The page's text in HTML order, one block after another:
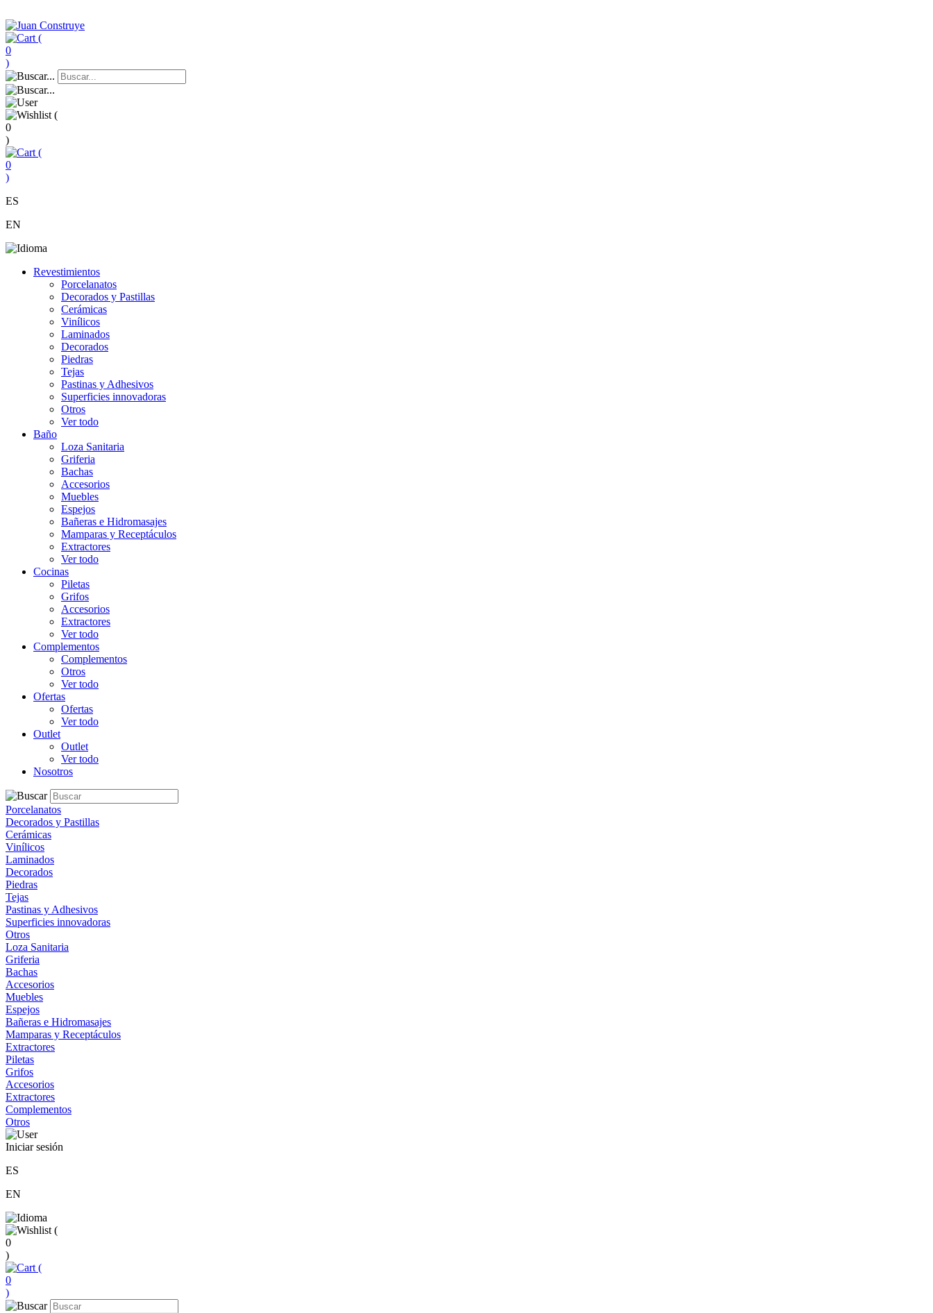
(
0
)
(
0
)
(
0
)
ES
EN
Revestimientos
Porcelanatos
Decorados y Pastillas
Cerámicas
Vinílicos
Laminados
Decorados
Piedras
Tejas
Pastinas y Adhesivos
Superficies innovadoras
Otros
Ver todo
Baño
Loza Sanitaria
Griferia
Bachas
Accesorios
Muebles
Espejos
Bañeras e Hidromasajes
Mamparas y Receptáculos
Extractores
Ver todo
Cocinas
Piletas
Grifos
Accesorios
Extractores
Ver todo
Complementos
Complementos
Otros
Ver todo
Ofertas
Ofertas
Ver todo
Outlet
Outlet
Ver todo
Nosotros
Porcelanatos
Decorados y Pastillas
Cerámicas
Vinílicos
Laminados
Decorados
Piedras
Tejas
Pastinas y Adhesivos
Superficies innovadoras
Otros
Loza Sanitaria
Griferia
Bachas
Accesorios
Muebles
Espejos
Bañeras e Hidromasajes
Mamparas y Receptáculos
Extractores
Piletas
Grifos
Accesorios
Extractores
Complementos
Otros
Iniciar sesión
ES
EN
(
0
)
(
0
)